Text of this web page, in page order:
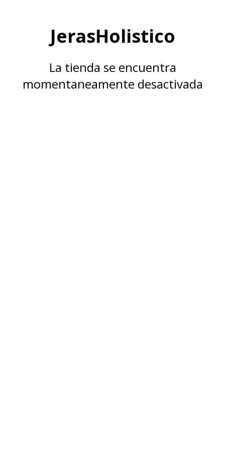
JerasHolistico
La tienda se encuentra
momentaneamente desactivada